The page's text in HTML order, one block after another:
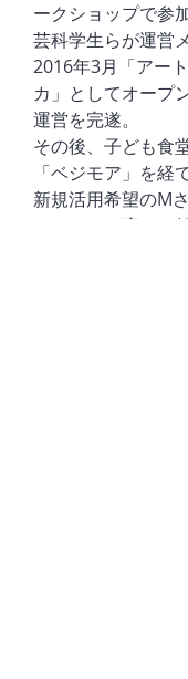
ークショップで参
芸科学生らが運営
2016年3月「アー
カ」としてオープ
運営を完遂。
その後、子ども食
「ベジモア」を経て
新規活用希望のM
ナーさんが応えて